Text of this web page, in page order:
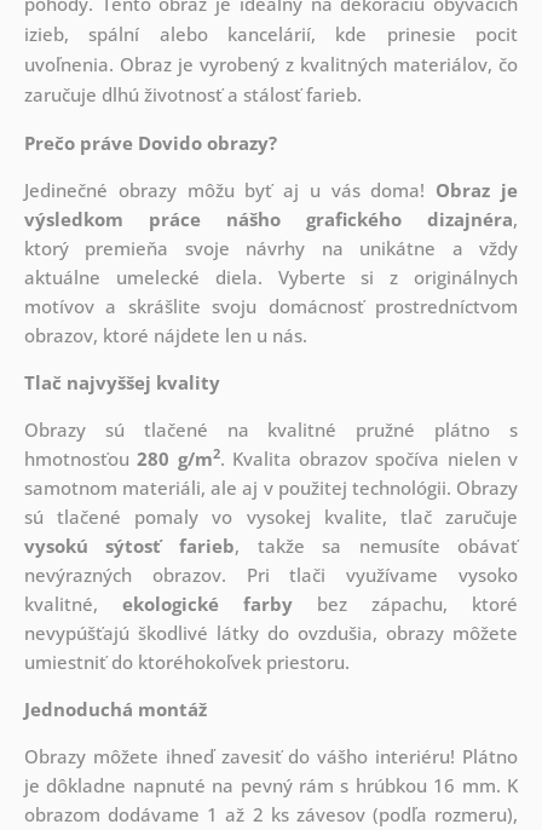
izieb, spální alebo kancelárií, kde prinesie pocit
uvoľnenia. Obraz je vyrobený z kvalitných materiálov, čo
zaručuje dlhú životnosť a stálosť farieb.
Prečo práve Dovido obrazy?
Jedinečné obrazy môžu byť aj u vás doma! Obraz je
výsledkom práce nášho grafického dizajnéra,
ktorý premieňa svoje návrhy na unikátne a vždy
aktuálne umelecké diela. Vyberte si z originálnych
motívov a skrášlite svoju domácnosť prostredníctvom
obrazov, ktoré nájdete len u nás.
Tlač najvyššej kvality
Obrazy sú tlačené na kvalitné pružné plátno s
hmotnosťou280 g/m2. Kvalita obrazov spočíva nielen v
samotnom materiáli, ale aj v použitej technológii. Obrazy
sú tlačené pomaly vo vysokej kvalite, tlač zaručuje
vysokú sýtosť farieb, takže sa nemusíte obávať
nevýrazných obrazov. Pri tlači využívame vysoko
kvalitné, ekologické farby bez zápachu, ktoré
nevypúšťajú škodlivé látky do ovzdušia, obrazy môžete
umiestniť do ktoréhokoľvek priestoru.
Jednoduchá montáž
Obrazy môžete ihneď zavesiť do vášho interiéru! Plátno
je dôkladne napnuté na pevný rám s hrúbkou 16 mm. K
obrazom dodávame 1 až 2 ks závesov (podľa rozmeru),